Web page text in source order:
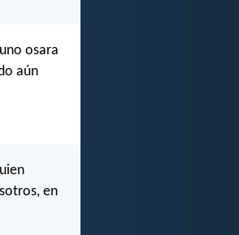
osara
aún
en